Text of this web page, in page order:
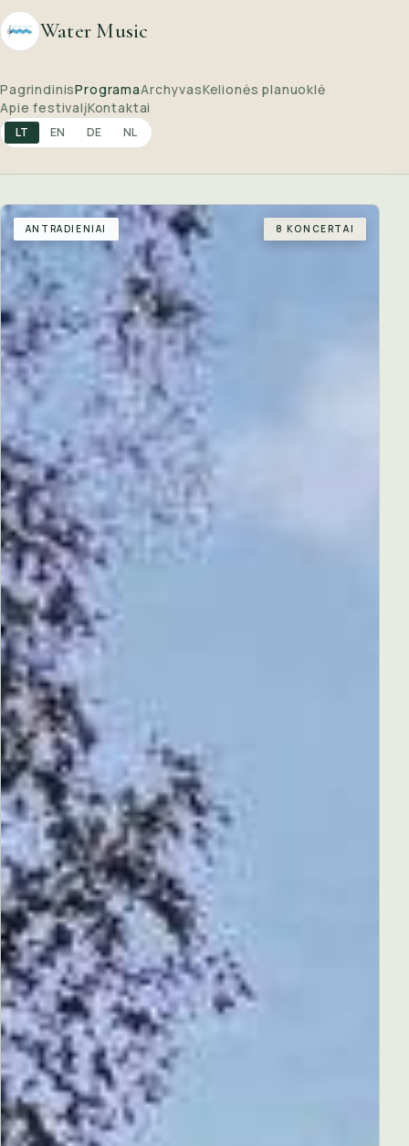
Water Music
PagrindinisProgramaArchyvasKelionės planuoklė
Apie festivalįKontaktai
LT EN DE NL
ANTRADIENIAI 8 KONCERTAI